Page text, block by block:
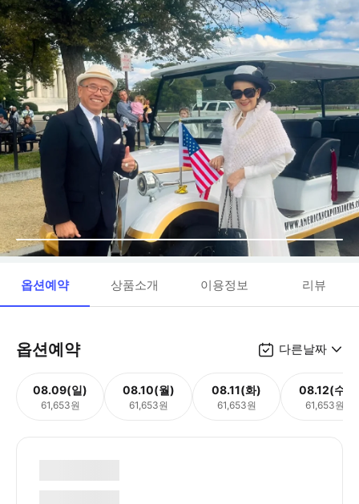
옵션예약 상품소개 이용정보 리뷰
옵션예약 다른날짜
08.09(일)
61,653원
08.10(월)
61,653원
08.11(화)
61,653원
08.12(수)
61,653원